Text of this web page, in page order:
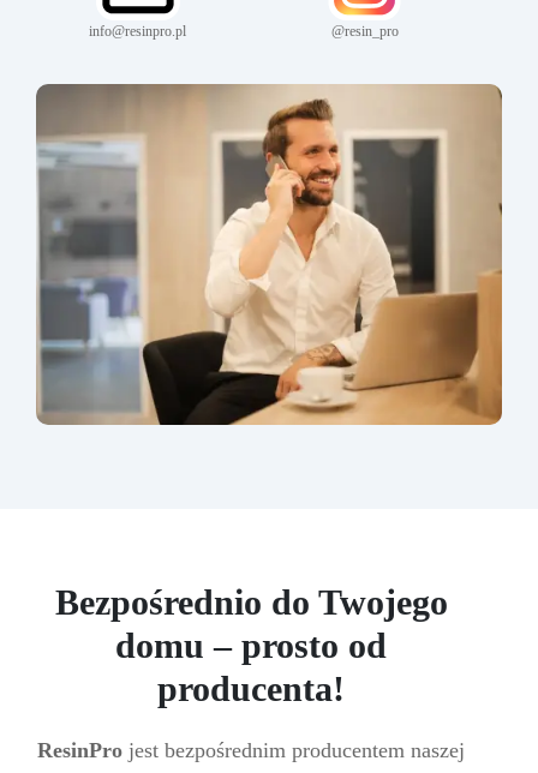
info@resinpro.pl @resin_pro
Bezpośrednio do Twojego
domu – prosto od
producenta!
ResinPro jest bezpośrednim producentem naszej